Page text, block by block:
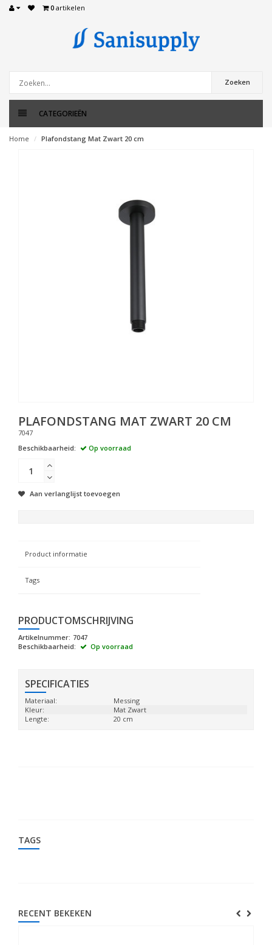
0 artikelen
Zoeken
CATEGORIEËN
Home Plafondstang Mat Zwart 20 cm
PLAFONDSTANG MAT ZWART 20 CM
7047
Beschikbaarheid:
Op voorraad
Aan verlanglijst toevoegen
Product informatie
Tags
PRODUCTOMSCHRIJVING
Artikelnummer: 7047
Beschikbaarheid:
Op voorraad
SPECIFICATIES
Materiaal:
Messing
Kleur:
Mat Zwart
Lengte:
20 cm
TAGS
RECENT BEKEKEN